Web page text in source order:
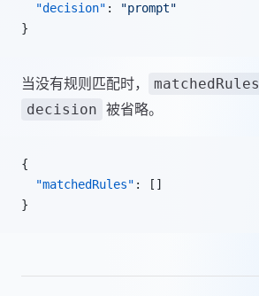
  "decision"
:
"prompt"
}
当没有规则匹配时， matchedRules
decision 被省略。
{
  "matchedRules"
: []
}